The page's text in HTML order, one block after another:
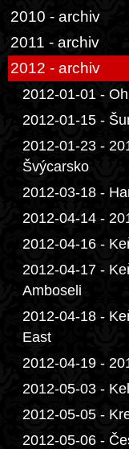
2010 - archiv
2011 - archiv
2012 - archiv
2012-01-01 -
2012-01-15 -
2012-01-23 -
Švýcarsko
2012-03-18 -
2012-04-14 -
2012-04-16 -
2012-04-17 -
Amboseli
2012-04-18 -
East
2012-04-19 -
2012-05-03 -
2012-05-05 -
2012-05-06 -